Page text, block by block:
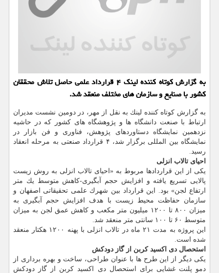
به گزارش كوتاه كننده لینك ۴ قرارداد علمی حاصل تلاش محققان
كشور با صنایع و سازمان های مختلف منعقد شد.
به گزارش كوتاه كننده لینك به نقل از مهر، در دومین نشست مدیران
ارتباط با صنعت دانشگاه ها و پژوهشگاه های كشور كه در حاشیه
نزدهمین نمایشگاه دستاوردهای پژوهش، فناوری و فن بازار در
نمایشگاه بین المللی برگزار شد، ۴ قرارداد صنعتی به مرحله انعقاد
رسید.
احیای تالاب انزلی
یكی از این قراردادها مربوط به «احیای تالاب انزلی به روش زیست
پالایی تسریع یافته و افزایش حجم آبگیری-كاهش متوسط یك متر
ارتفاع لجن» بود. این قرارداد بین شهرك علمی تحقیقاتی اصفهان و
سازمان حفاظت محیط زیست با هدف افزایش حجم آبگیری به
میزان ۸۰۰ تا ۱۲۰۰ میلیون متر مكعب و كاهش عمق لجن به میزان
متوسط ۶۰ تا ۱۰۰ سانتی متر منعقد شد.
این پروژه به مدت ۲۱ ماه در تالاب انزلی با پهنه ۱۲۰۰ هكتار منعقد
شده است.
استحصال دی اكسید كربن از گاز دودكش
یكی دیگر از این طرح ها با عنوان طراحی، ساخت و بهره برداری از
دمو پلنت غشایی برای استحصال دی اكسید كربن از گاز دودكش